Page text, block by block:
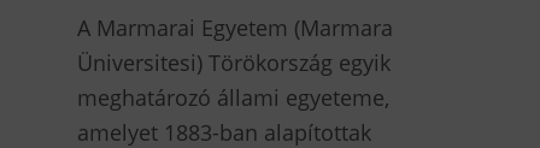
A Marmarai Egyetem (Marmara
Üniversitesi) Törökország egyik
meghatározó állami egyeteme,
amelyet 1883-ban alapítottak